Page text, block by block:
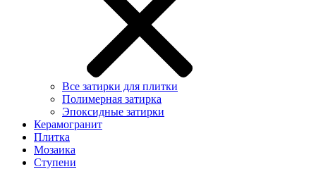
Все затирки для плитки
Полимерная затирка
Эпоксидные затирки
Керамогранит
Плитка
Мозаика
Ступени